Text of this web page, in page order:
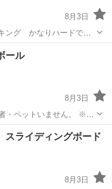
8月3日
グ かなりハードで
は 問題なかったで
で 室内は 注意 神経
トネス、トレーニング
ール
8月3日
・ペットいません。 ※汚
ス、トレーニング
ライディングボード
8月3日